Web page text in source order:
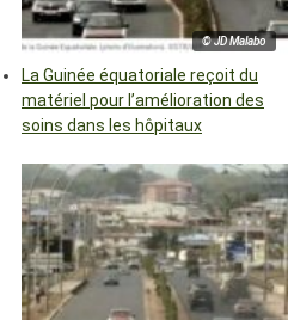
© JD Malabo
La Guinée équatoriale reçoit du
matériel pour l’amélioration des
soins dans les hôpitaux